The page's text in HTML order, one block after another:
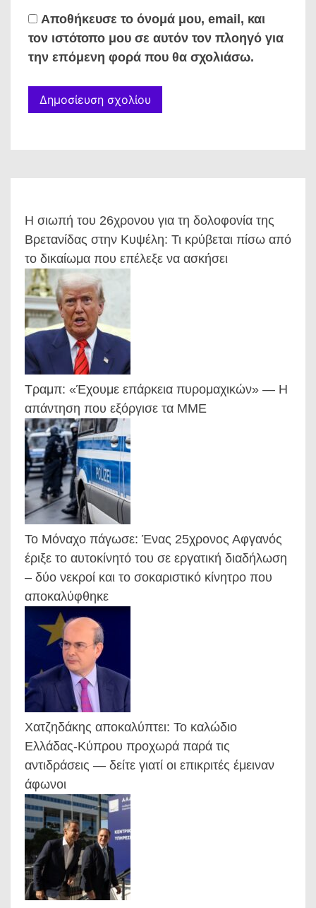
Αποθήκευσε το όνομά μου, email, και
τον ιστότοπο μου σε αυτόν τον πλοηγό για
την επόμενη φορά που θα σχολιάσω.
Η σιωπή του 26χρονου για τη δολοφονία της
Βρετανίδας στην Κυψέλη: Τι κρύβεται πίσω από
το δικαίωμα που επέλεξε να ασκήσει
Τραμπ: «Έχουμε επάρκεια πυρομαχικών» — Η
απάντηση που εξόργισε τα ΜΜΕ
Το Μόναχο πάγωσε: Ένας 25χρονος Αφγανός
έριξε το αυτοκίνητό του σε εργατική διαδήλωση
– δύο νεκροί και το σοκαριστικό κίνητρο που
αποκαλύφθηκε
Χατζηδάκης αποκαλύπτει: Το καλώδιο
Ελλάδας-Κύπρου προχωρά παρά τις
αντιδράσεις — δείτε γιατί οι επικριτές έμειναν
άφωνοι